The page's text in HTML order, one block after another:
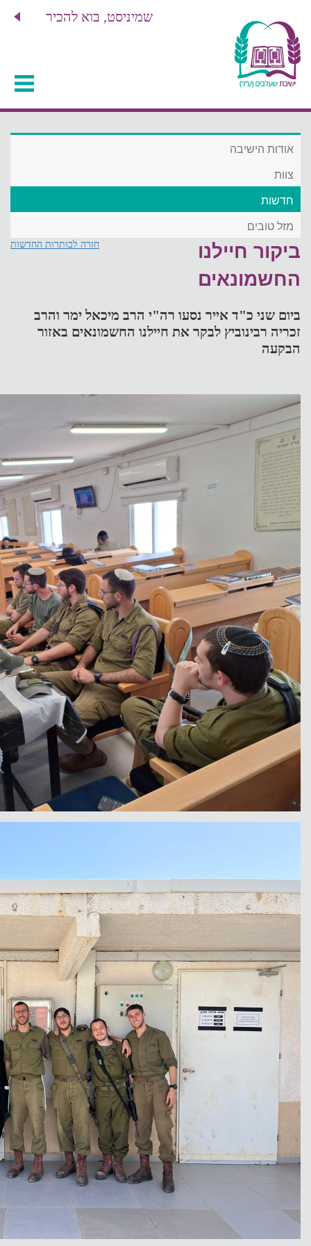
שמיניסט, בוא להכיר
אודות הישיבה
צוות
חדשות
מזל טובים
חזרה לכותרות החדשות
ביקור חיילנו
החשמונאים
ביום שני כ"ד אייר נסעו רה"י הרב מיכאל ימר והרב
זכריה רבינוביץ לבקר את חיילנו החשמונאים באזור
הבקעה